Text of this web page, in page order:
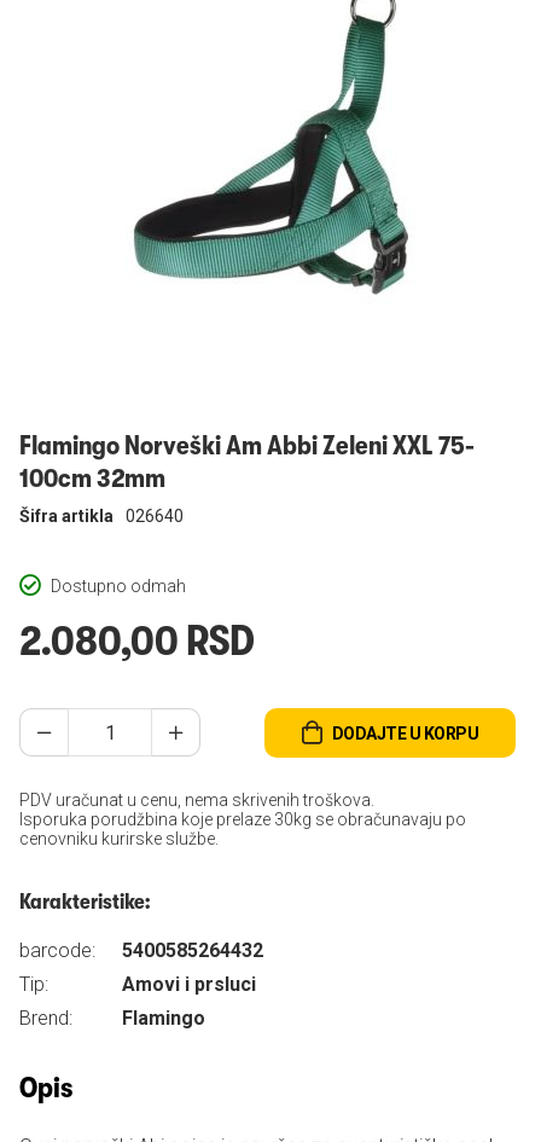
Flamingo Norveški Am Abbi Zeleni XXL 75-
100cm 32mm
Dostupno odmah
Šifra artikla 026640
2.080,00 RSD
DODAJTE U KORPU
PDV uračunat u cenu, nema skrivenih troškova.
Isporuka porudžbina koje prelaze 30kg se obračunavaju po
cenovniku kurirske službe.
Karakteristike:
barcode:
5400585264432
Tip:
Amovi i prsluci
Brend:
Flamingo
Opis